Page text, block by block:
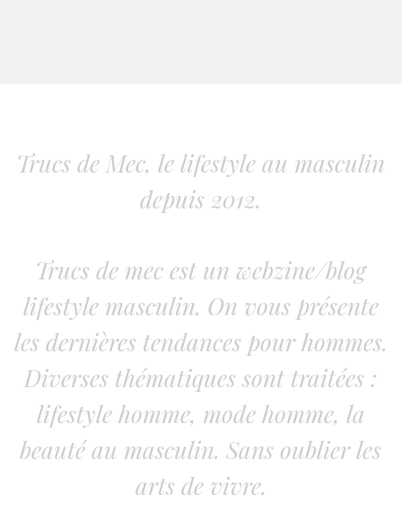
Trucs de Mec, le lifestyle au masculin
depuis 2012.
Trucs de mec est un webzine/blog
lifestyle masculin. On vous présente
les dernières tendances pour hommes.
Diverses thématiques sont traitées :
lifestyle homme, mode homme, la
beauté au masculin. Sans oublier les
arts de vivre.